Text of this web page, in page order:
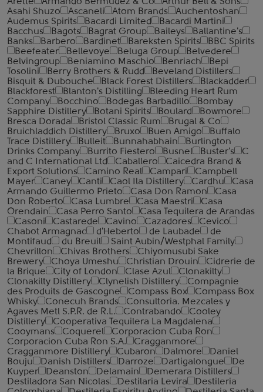
Asahi Shuzo
Ascaneli Atom Brands
Auchentoshan
Audemus Spirits
Bacardi Limited
Bacardi Martini
Bacchus
Bagots Bagrat Group Baileys
Ballantine's
Banks
Barbero Bardinet Bareksten Spirits
BBC Spirits
Beefeater
Bellevoye Beluga Group
Belvedere
Belvingroup
Beniamino Maschio Benriach
Bepi
Tosolini
Berry Brothers & Rudd
Beveland Distillers
Bisquit & Dubouche
Black Forest Distillers
Blackadder
Blackforest
Blanton's Distilling
Bleeding Heart Rum
Company
Bocchino Bodegas Barbadillo
Bombay
Sapphire Distillery
Botani Spirits Boulard
Bowmore
Bresca Dorada
Bristol Classic Rum
Brugal & Co
Bruichladdich Distillery
Bruxo Buen Amigo
Buffalo
Trace Distillery
Bulleit Bunnahabhain
Burlington
Drinks Company
Burrito Fiestero Busnel Buster's
C
and C International Ltd
Caballero
Caicedra Brand &
Export Solutions
Camino Real Campari
Campbell
Mayer
Caney Canti Caol Ila Distillery Cardhu
Casa
Armando Guillermo Prieto
Casa Don Ramon
Casa
Don Roberto
Casa Lumbre Casa Maestri
Casa
Orendain
Casa Perro Santo
Casa Tequilera de Arandas
Casoni
Castarede Cavino Cazadores
Cevico
Chabot Armagnac
d'Heberto de Laubade
de
Montifaud
du Breuil
Saint Aubin/Westphal Family
Chevrillon
Chivas Brothers
Chiyomusubi Sake
Brewery
Choya Umeshu Christian Drouin
Cidrerie de
la Brique
City of London Clase Azul
Clonakilty
Clonakilty Distillery
Clynelish Distillery
Compagnie
des Produits de Gascogne
Compass Box
Compass Box
Whisky
Conecuh Brands
Consultoria. Mezcales y
Agaves Metl S.P.R. de R.L.
Contrabando
Cooley
Distillery
Cooperativa Tequilera La Magdalena
Cooymans
Coquerel
Corporacion Cuba Ron
Corporacion Cuba Ron S.A.
Cragganmore
Cragganmore Distillery
Cubaron Dalmore
Daniel
Bouju
Danish Distillers Darroze Dartigalongue
De
Kuyper
Deanston Delamain
Demerara Distillers
Destiladora San Nicolas
Destilaria Levira
Destileria